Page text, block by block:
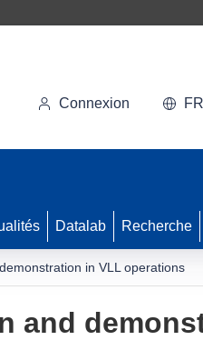
Connexion FR
Datalab Recherche
in VLL operations
and